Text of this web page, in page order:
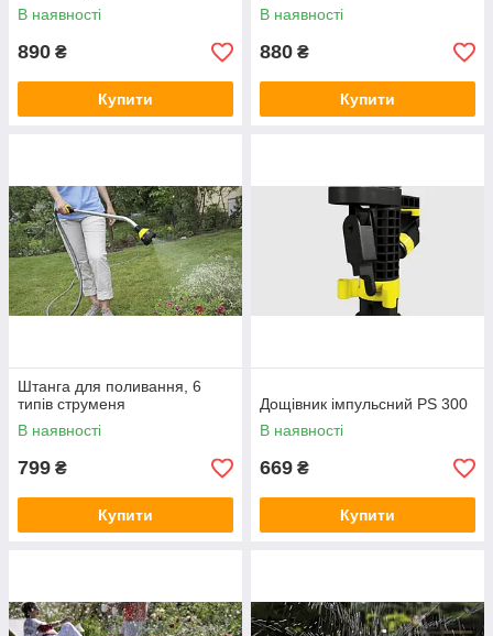
В наявності
890 ₴
Купити
В наявності
880 ₴
Купити
Штанга для поливання, 6
типів струменя
В наявності
799 ₴
Купити
Дощівник імпульсний PS 300
В наявності
669 ₴
Купити